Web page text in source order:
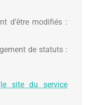
d’être modifiés :
de statuts :
le site du service